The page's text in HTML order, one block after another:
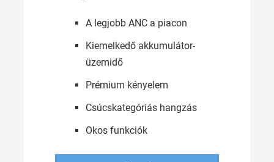
A legjobb ANC a piacon
Kiemelkedő akkumulátor-
üzemidő
Prémium kényelem
Csúcskategóriás hangzás
Okos funkciók